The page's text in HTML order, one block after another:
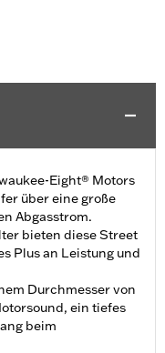
Eight® Motors
über eine große
Abgasstrom.
bieten diese Street
Plus an Leistung und
Durchmesser von
ein tiefes
beim